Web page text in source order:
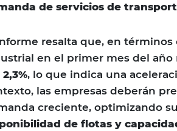
de servicios de
resalta que, en
en el primer mes del año
, lo que indica una
las empresas deberán
creciente, optimizando
de flotas y